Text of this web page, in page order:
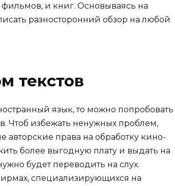
и книг. Основываясь на
разносторонний обзор на любой
текстов
язык, то можно попробовать
Чтоб избежать ненужных проблем,
права на обработку кино-
более выгодную плату и выдать на
будет переводить на слух.
специализирующихся на